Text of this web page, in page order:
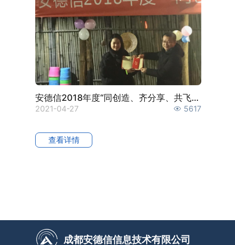
安德信2018年度“同创造、齐分享、共飞扬”主题年会
2021-04-27 5617
查看详情
成都安德信信息技术有限公司